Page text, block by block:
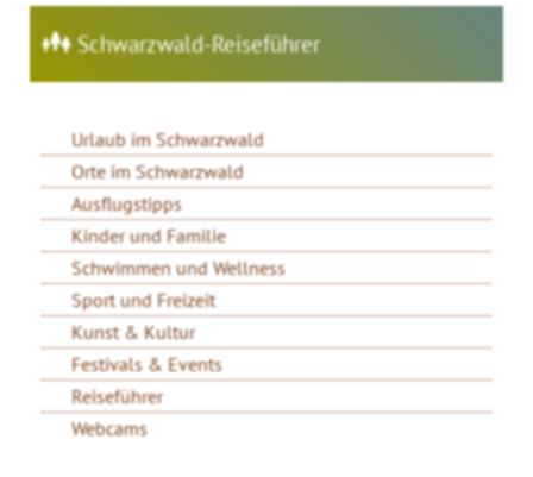
Schwarzwald-Reiseführer
Urlaub im Schwarzwald
Orte im Schwarzwald
Ausflugstipps
Kinder und Familie
Schwimmen und Wellness
Sport und Freizeit
Kunst & Kultur
Festivals & Events
Reiseführer
Webcams